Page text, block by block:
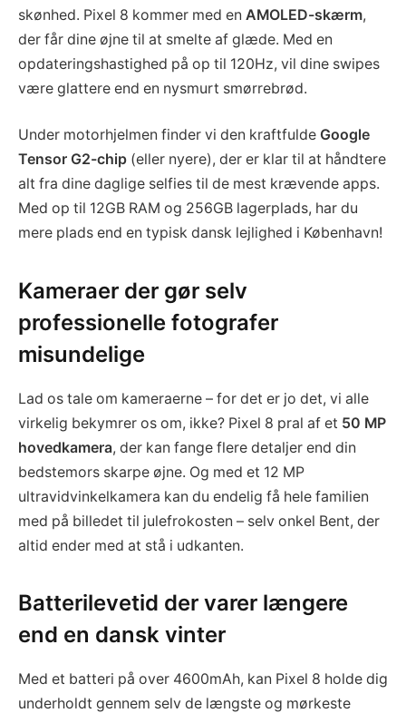
skønhed. Pixel 8 kommer med en AMOLED-skærm,
der får dine øjne til at smelte af glæde. Med en
opdateringshastighed på op til 120Hz, vil dine swipes
være glattere end en nysmurt smørrebrød.
Under motorhjelmen finder vi den kraftfulde Google
Tensor G2-chip (eller nyere), der er klar til at håndtere
alt fra dine daglige selfies til de mest krævende apps.
Med op til 12GB RAM og 256GB lagerplads, har du
mere plads end en typisk dansk lejlighed i København!
Kameraer der gør selv
professionelle fotografer
misundelige
Lad os tale om kameraerne – for det er jo det, vi alle
virkelig bekymrer os om, ikke? Pixel 8 pral af et 50 MP
hovedkamera, der kan fange flere detaljer end din
bedstemors skarpe øjne. Og med et 12 MP
ultravidvinkelkamera kan du endelig få hele familien
med på billedet til julefrokosten – selv onkel Bent, der
altid ender med at stå i udkanten.
Batterilevetid der varer længere
end en dansk vinter
Med et batteri på over 4600mAh, kan Pixel 8 holde dig
underholdt gennem selv de længste og mørkeste